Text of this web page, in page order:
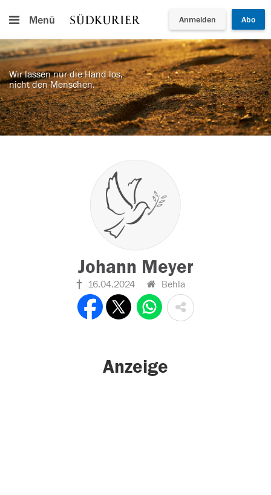
Menü Anmelden Abo
Wir lassen nur die Hand los,
nicht den Menschen.
Johann Meyer
16.04.2024 Behla
Anzeige